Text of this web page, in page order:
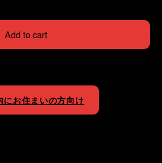
Add to cart
にお住まいの方向け